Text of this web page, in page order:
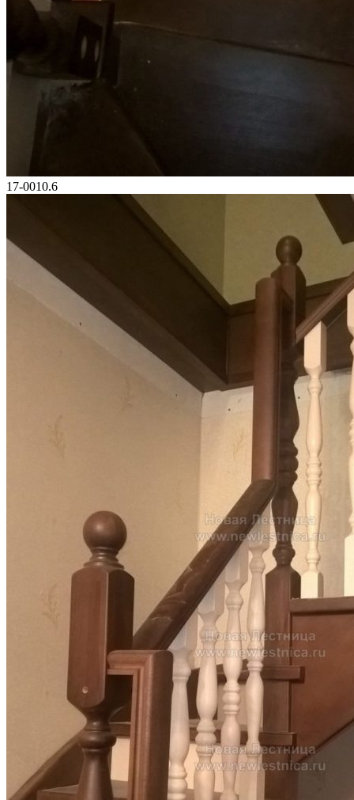
17-0010.6